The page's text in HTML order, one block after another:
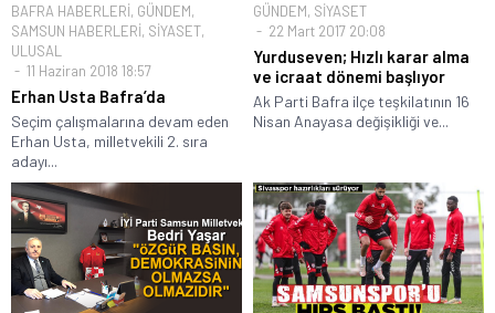
BAFRA HABERLERİ, GÜNDEM,
SAMSUN HABERLERİ, SİYASET,
ULUSAL
11 Haziran 2018 18:57
Erhan Usta Bafra’da
Seçim çalışmalarına devam eden
Erhan Usta, milletvekili 2. sıra
adayı...
GÜNDEM, SİYASET
22 Mart 2017 20:08
Yurduseven; Hızlı karar alma
ve icraat dönemi başlıyor
Ak Parti Bafra ilçe teşkilatının 16
Nisan Anayasa değişikliği ve...